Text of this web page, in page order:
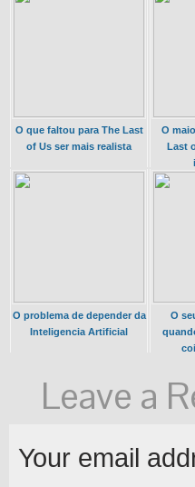
O que faltou para The Last
of Us ser mais realista
O
Last
O problema de depender da
Inteligencia Artificial
O
Leave a
Your email